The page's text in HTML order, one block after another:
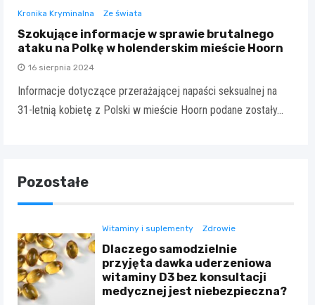
Kronika Kryminalna Ze świata
Szokujące informacje w sprawie brutalnego
ataku na Polkę w holenderskim mieście Hoorn
16 sierpnia 2024
Informacje dotyczące przerażającej napaści seksualnej na
31-letnią kobietę z Polski w mieście Hoorn podane zostały…
Pozostałe
Witaminy i suplementy Zdrowie
Dlaczego samodzielnie
przyjęta dawka uderzeniowa
witaminy D3 bez konsultacji
medycznej jest niebezpieczna?